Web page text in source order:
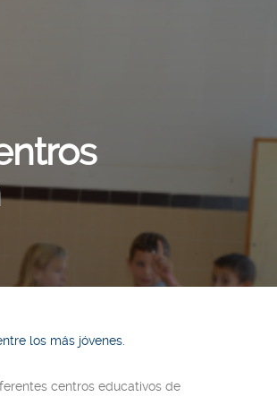
los más jóvenes.
centros educativos de